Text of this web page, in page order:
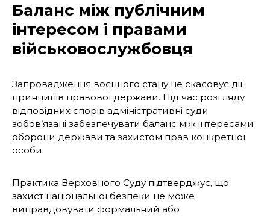
Баланс між публічним
інтересом і правами
військовослужбовця
Запровадження воєнного стану не скасовує дії
принципів правової держави. Під час розгляду
відповідних спорів адміністративні суди
зобов’язані забезпечувати баланс між інтересами
оборони держави та захистом прав конкретної
особи.
Практика Верховного Суду підтверджує, що
захист національної безпеки не може
виправдовувати формальний або